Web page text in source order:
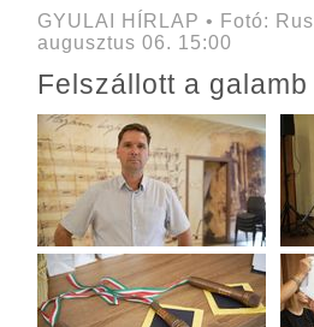
GYULAI HÍRLAP • Fotó:
augusztus 06. 15:00
Felszállott a